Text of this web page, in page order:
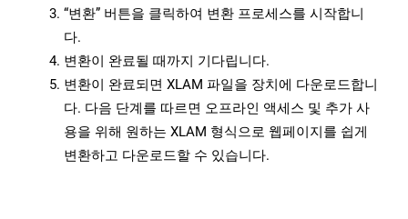
“변환” 버튼을 클릭하여 변환 프로세스를 시작합니
다.
변환이 완료될 때까지 기다립니다.
변환이 완료되면 XLAM 파일을 장치에 다운로드합니
다. 다음 단계를 따르면 오프라인 액세스 및 추가 사
용을 위해 원하는 XLAM 형식으로 웹페이지를 쉽게
변환하고 다운로드할 수 있습니다.